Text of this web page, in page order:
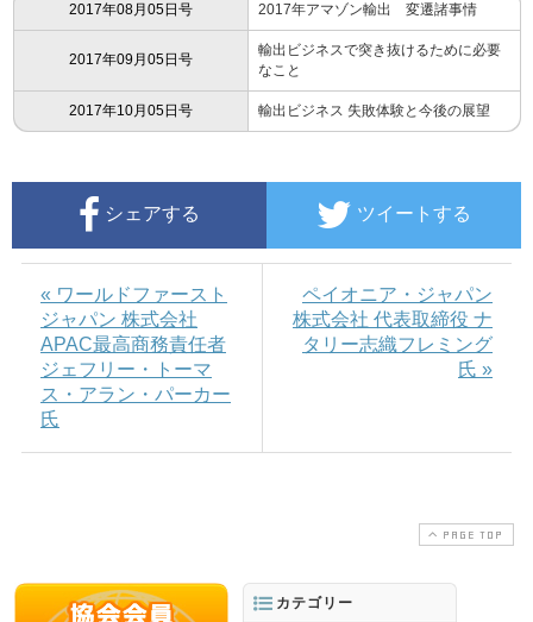
2017年08月05日号 2017年アマゾン輸出 変遷諸事情
2017年09月05日号
輸出ビジネスで突き抜けるために必要
なこと
2017年10月05日号 輸出ビジネス 失敗体験と今後の展望
シェアする ツイートする
« ワールドファースト
ジャパン 株式会社
APAC最高商務責任者
ジェフリー・トーマ
ス・アラン・パーカー
氏
ペイオニア・ジャパン
株式会社 代表取締役 ナ
タリー志織フレミング
氏 »
PAGE TOP
カテゴリー